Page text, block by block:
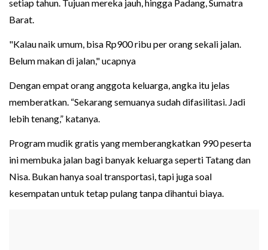
setiap tahun. Tujuan mereka jauh, hingga Padang, Sumatra
Barat.
"Kalau naik umum, bisa Rp900 ribu per orang sekali jalan.
Belum makan di jalan," ucapnya
Dengan empat orang anggota keluarga, angka itu jelas
memberatkan. “Sekarang semuanya sudah difasilitasi. Jadi
lebih tenang,” katanya.
Program mudik gratis yang memberangkatkan 990 peserta
ini membuka jalan bagi banyak keluarga seperti Tatang dan
Nisa. Bukan hanya soal transportasi, tapi juga soal
kesempatan untuk tetap pulang tanpa dihantui biaya.